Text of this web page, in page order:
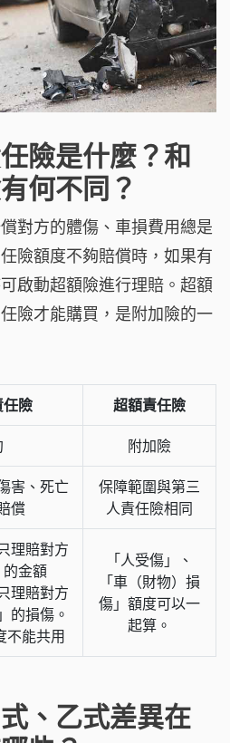
險是什麼？和
何不同？
對方的體傷、車損費用總是
險額度不夠賠償時，如果有
啟動超額險進行理賠。超額
險才能購買，是附加險的一
險 超額責任險
附加險
害、死亡
償
保障範圍與第三
人責任險相同
理賠對方
的金額
理賠對方
的損傷。
不能共用
「人受傷」、
「車（財物）損
傷」額度可以一
起算。
、乙式差異在